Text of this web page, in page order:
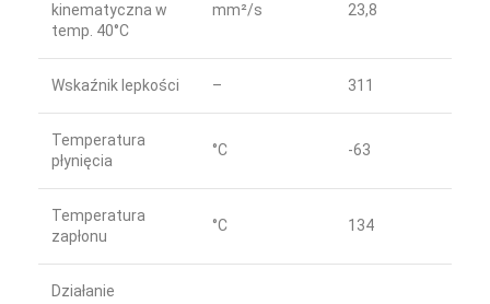
kinematyczna w
temp. 40°C
mm²/s 23,8
Wskaźnik lepkości – 311
Temperatura
płynięcia
°C -63
Temperatura
zapłonu
°C 134
Działanie